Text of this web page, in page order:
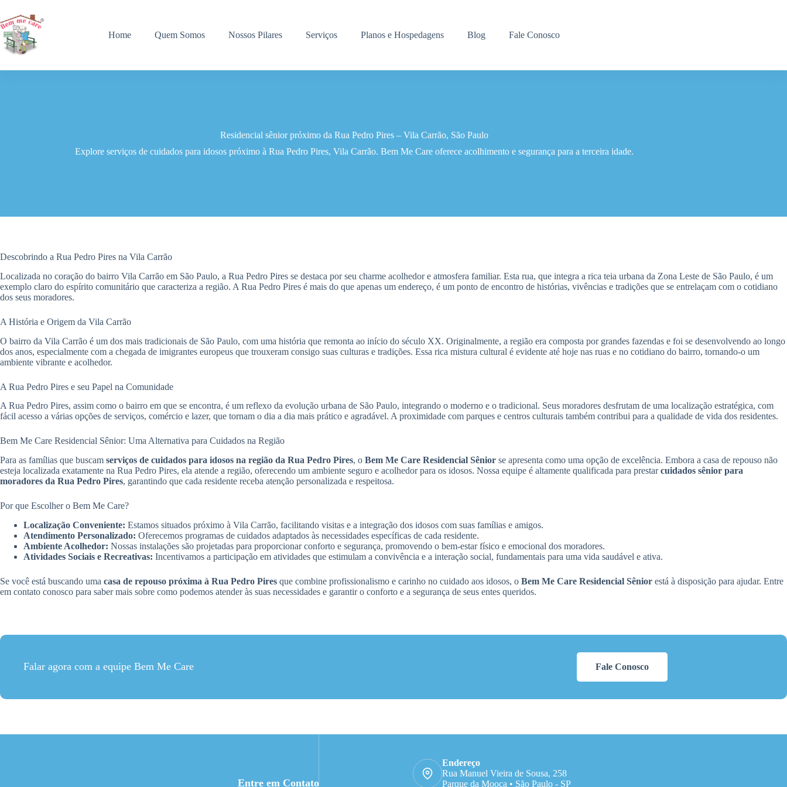
para
o
conteúdo
Home Quem Somos Nossos Pilares Serviços Planos e Hospedagens Blog Fale Conosco
Residencial sênior próximo da Rua Pedro Pires – Vila Carrão, São Paulo
Explore serviços de cuidados para idosos próximo à Rua Pedro Pires, Vila Carrão. Bem Me Care oferece acolhimento e segurança para a terceira idade.
Descobrindo a Rua Pedro Pires na Vila Carrão
Localizada no coração do bairro Vila Carrão em São Paulo, a Rua Pedro Pires se destaca por seu charme acolhedor e atmosfera familiar. Esta rua, que integra a rica teia urbana da Zona Leste de São Paulo, é um
exemplo claro do espírito comunitário que caracteriza a região. A Rua Pedro Pires é mais do que apenas um endereço, é um ponto de encontro de histórias, vivências e tradições que se entrelaçam com o cotidiano
dos seus moradores.
A História e Origem da Vila Carrão
O bairro da Vila Carrão é um dos mais tradicionais de São Paulo, com uma história que remonta ao início do século XX. Originalmente, a região era composta por grandes fazendas e foi se desenvolvendo ao longo
dos anos, especialmente com a chegada de imigrantes europeus que trouxeram consigo suas culturas e tradições. Essa rica mistura cultural é evidente até hoje nas ruas e no cotidiano do bairro, tornando-o um
ambiente vibrante e acolhedor.
A Rua Pedro Pires e seu Papel na Comunidade
A Rua Pedro Pires, assim como o bairro em que se encontra, é um reflexo da evolução urbana de São Paulo, integrando o moderno e o tradicional. Seus moradores desfrutam de uma localização estratégica, com
fácil acesso a várias opções de serviços, comércio e lazer, que tornam o dia a dia mais prático e agradável. A proximidade com parques e centros culturais também contribui para a qualidade de vida dos residentes.
Bem Me Care Residencial Sênior: Uma Alternativa para Cuidados na Região
Para as famílias que buscam serviços de cuidados para idosos na região da Rua Pedro Pires, o Bem Me Care Residencial Sênior se apresenta como uma opção de excelência. Embora a casa de repouso não
esteja localizada exatamente na Rua Pedro Pires, ela atende a região, oferecendo um ambiente seguro e acolhedor para os idosos. Nossa equipe é altamente qualificada para prestarcuidados sênior para
moradores da Rua Pedro Pires, garantindo que cada residente receba atenção personalizada e respeitosa.
Por que Escolher o Bem Me Care?
Localização Conveniente: Estamos situados próximo à Vila Carrão, facilitando visitas e a integração dos idosos com suas famílias e amigos.
Atendimento Personalizado: Oferecemos programas de cuidados adaptados às necessidades específicas de cada residente.
Ambiente Acolhedor: Nossas instalações são projetadas para proporcionar conforto e segurança, promovendo o bem-estar físico e emocional dos moradores.
Atividades Sociais e Recreativas: Incentivamos a participação em atividades que estimulam a convivência e a interação social, fundamentais para uma vida saudável e ativa.
Se você está buscando uma casa de repouso próxima à Rua Pedro Pires que combine profissionalismo e carinho no cuidado aos idosos, o Bem Me Care Residencial Sênior está à disposição para ajudar. Entre
em contato conosco para saber mais sobre como podemos atender às suas necessidades e garantir o conforto e a segurança de seus entes queridos.
Falar agora com a equipe Bem Me Care Fale Conosco
Entre em Contato
Endereço
Rua Manuel Vieira de Sousa, 258
Parque da Mooca • São Paulo - SP